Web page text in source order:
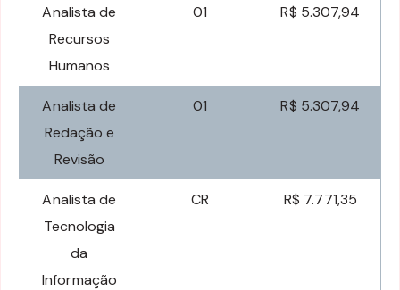
Analista de
Recursos
Humanos
01 R$ 5.307,94
Analista de
Redação e
Revisão
01 R$ 5.307,94
Analista de
Tecnologia
da
Informação
CR R$ 7.771,35